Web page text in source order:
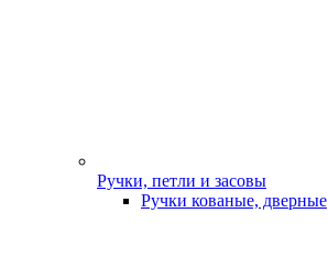
Ручки, петли и засовы
Ручки кованые, дверные